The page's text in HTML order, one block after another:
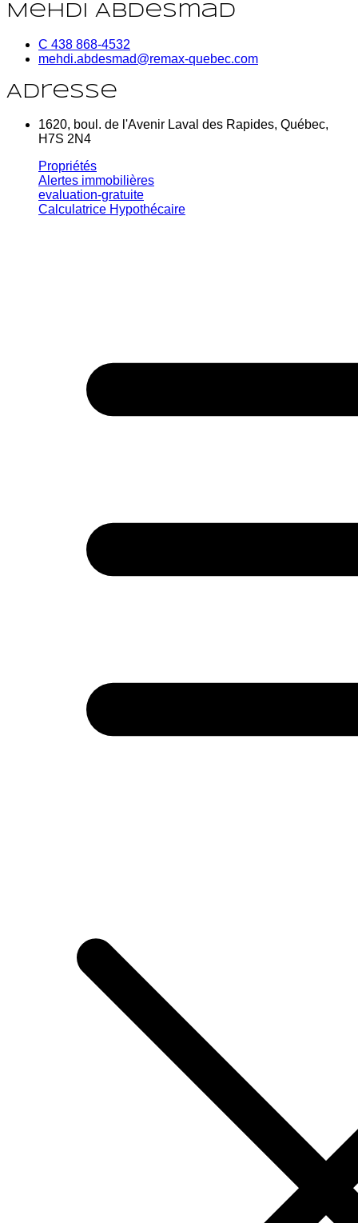
Mehdi Abdesmad
C 438 868-4532
mehdi.abdesmad@remax-quebec.com
Adresse
1620, boul. de l'Avenir Laval des Rapides, Québec,
H7S 2N4
Propriétés
Alertes immobilières
evaluation-gratuite
Calculatrice Hypothécaire